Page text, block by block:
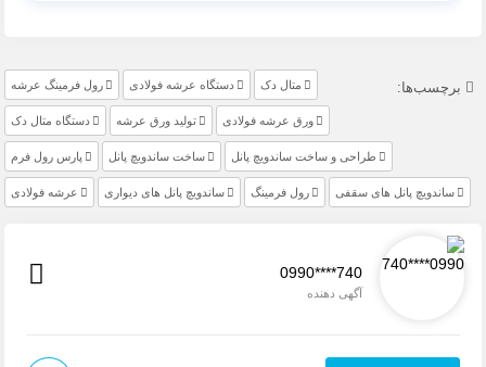
برچسب‌ها: متال دک دستگاه عرشه فولادی رول فرمینگ عرشه
ورق عرشه فولادی تولید ورق عرشه دستگاه متال دک
طراحی و ساخت ساندویچ پانل ساخت ساندویچ پانل پارس رول فرم
ساندویچ پانل های سقفی رول فرمینگ ساندویچ پانل های دیواری عرشه فولادی
0990****740
آگهی دهنده